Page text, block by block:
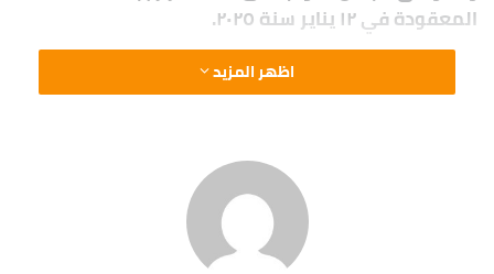
ر
و
المعقودة في ١٢ يناير سنة ٢٠٢٥.
اظهر المزيد